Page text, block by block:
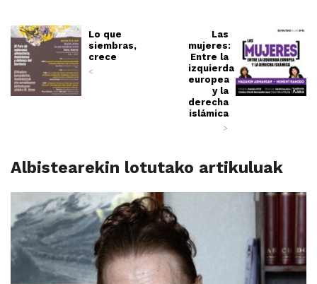
Lo que
siembras,
crece
<
Las
mujeres:
Entre la
izquierda
europea
y la
derecha
islámica
>
Albistearekin lotutako artikuluak